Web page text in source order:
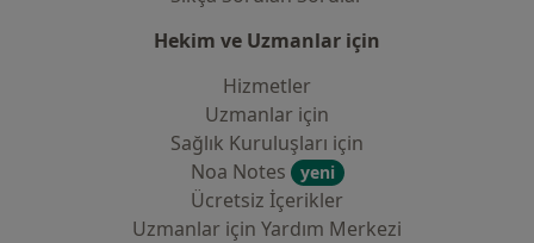
Hekim ve Uzmanlar için
Hizmetler
Uzmanlar için
Sağlık Kuruluşları için
Noa Notes
yeni
Ücretsiz İçerikler
Uzmanlar için Yardım Merkezi